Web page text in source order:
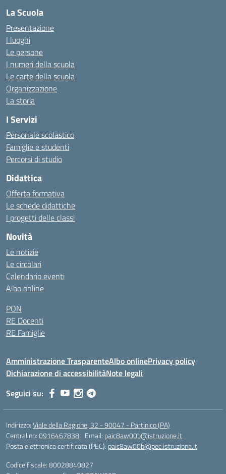
La Scuola
Presentazione
I luoghi
Le persone
I numeri della scuola
Le carte della scuola
Organizzazione
La storia
I Servizi
Personale scolastico
Famiglie e studenti
Percorsi di studio
Didattica
Offerta formativa
Le schede didattiche
I progetti delle classi
Novità
Le notizie
Le circolari
Calendario eventi
Albo online
PON
RE Docenti
RE Famiglie
Amministrazione TrasparenteAlbo onlinePrivacy policy
Dichiarazione di accessibilitàNote legali
Seguici su:
Indirizzo:Viale della Ragione, 32 - 90047 - Partinico (PA)
Centralino:0916467838 Email: paic8aw00b@istruzione.it
Posta elettronica certificata (PEC): paic8aw00b@pec.istruzione.it
Codice fiscale: 80028840827